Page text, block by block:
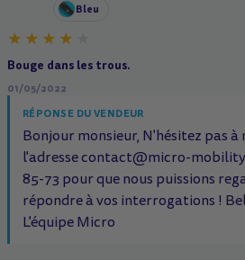
Bleu
Bouge dans les trous.
01/05/2022
RÉPONSE DU VENDEUR
Bonjour monsieur, N'hésitez pas
l'adresse contact@micro-
85-73 pour que nous puissions
répondre à vos interrogations !
L'équipe Micro